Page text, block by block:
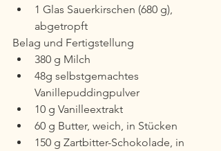
1 Glas Sauerkirschen (680 g),
abgetropft
Belag und Fertigstellung
380 g Milch
48g selbstgemachtes
Vanillepuddingpulver
10 g Vanilleextrakt
60 g Butter, weich, in Stücken
150 g Zartbitter-Schokolade, in